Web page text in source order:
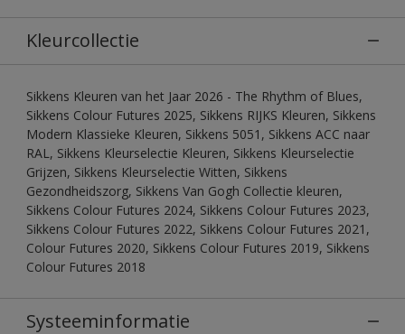
Kleurcollectie
Sikkens Kleuren van het Jaar 2026 - The Rhythm of Blues,
Sikkens Colour Futures 2025, Sikkens RIJKS Kleuren, Sikkens
Modern Klassieke Kleuren, Sikkens 5051, Sikkens ACC naar
RAL, Sikkens Kleurselectie Kleuren, Sikkens Kleurselectie
Grijzen, Sikkens Kleurselectie Witten, Sikkens
Gezondheidszorg, Sikkens Van Gogh Collectie kleuren,
Sikkens Colour Futures 2024, Sikkens Colour Futures 2023,
Sikkens Colour Futures 2022, Sikkens Colour Futures 2021,
Colour Futures 2020, Sikkens Colour Futures 2019, Sikkens
Colour Futures 2018
Systeeminformatie